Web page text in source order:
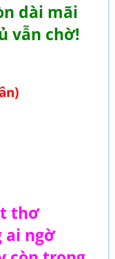
dài mãi
vẫn chờ!
thơ
ai ngờ